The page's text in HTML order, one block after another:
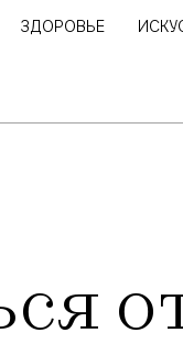
ЗДОРОВЬЕ